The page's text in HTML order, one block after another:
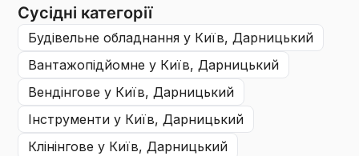
Сусідні категорії
будівельне обладнання у Київ, Дарницький
вантажопідйомне у Київ, Дарницький
вендінгове у Київ, Дарницький
інструменти у Київ, Дарницький
клінінгове у Київ, Дарницький